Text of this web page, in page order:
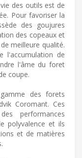
des outils est de
Pour favoriser la
des goujures
des copeaux et
meilleure qualité.
l'accumulation de
l'âme du foret
coupe.
des forets
Coromant. Ces
performances
polyvalence et ils
et de matières